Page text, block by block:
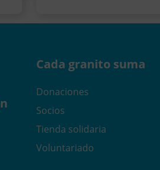
Cada granito suma
Donaciones
Socios
Tienda solidaria
Voluntariado